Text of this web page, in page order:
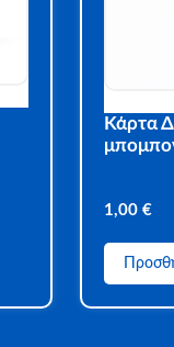
Κάρτα
1,00 €